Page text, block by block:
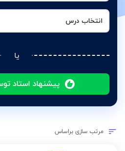
انتخاب درس
یا
پیشنهاد استاد
مرتب سازی براساس